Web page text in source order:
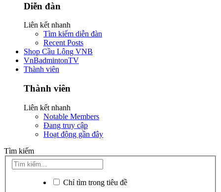
Diễn đàn
Liên kết nhanh
Tìm kiếm diễn đàn
Recent Posts
Shop Cầu Lông VNB
VnBadmintonTV
Thành viên
Thành viên
Liên kết nhanh
Notable Members
Đang truy cập
Hoạt động gần đây
Tìm kiếm
Chỉ tìm trong tiêu đề